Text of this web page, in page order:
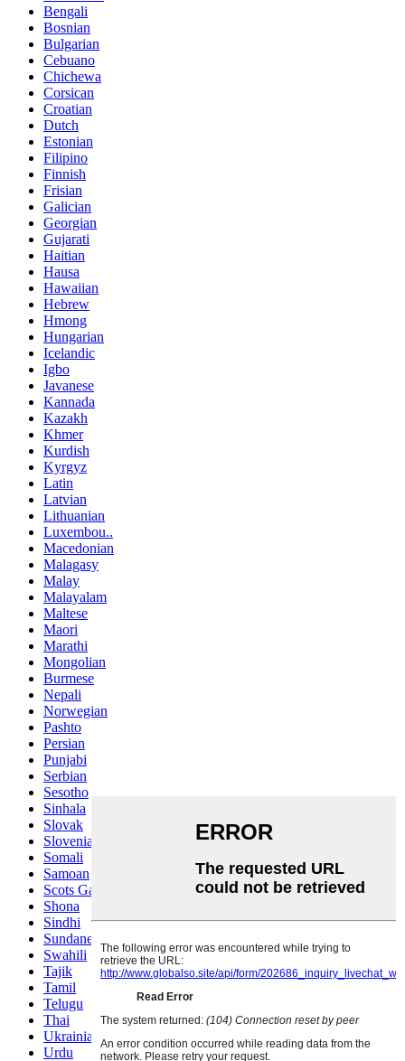
Bengali
Bosnian
Bulgarian
Cebuano
Chichewa
Corsican
Croatian
Dutch
Estonian
Filipino
Finnish
Frisian
Galician
Georgian
Gujarati
Haitian
Hausa
Hawaiian
Hebrew
Hmong
Hungarian
Icelandic
Igbo
Javanese
Kannada
Kazakh
Khmer
Kurdish
Kyrgyz
Latin
Latvian
Lithuanian
Luxembou..
Macedonian
Malagasy
Malay
Malayalam
Maltese
Maori
Marathi
Mongolian
Burmese
Nepali
Norwegian
Pashto
Persian
Punjabi
Serbian
Sesotho
Sinhala
Slovak
Slovenian
Somali
Samoan
Scots Gaelic
Shona
Sindhi
Sundanese
Swahili
Tajik
Tamil
Telugu
Thai
Ukrainian
Urdu